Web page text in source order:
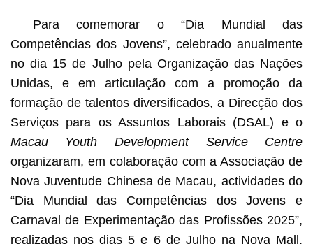
Participantes manifestaram que através do evento
conseguiram sentir o interesse nas técnicas e esperam
que possam aprender ainda mais conhecimentos sobre
Director da DSAL, Chan Un Tong (à direita) e Chefe do
Departamento de Formação Profissional, Cheung Wai (à
esquerda) sorteiam 10 premiados
Para comemorar o “Dia Mundial das
Competências dos Jovens”, celebrado anualmente
no dia 15 de Julho pela Organização das Nações
Unidas, e em articulação com a promoção da
formação de talentos diversificados, a Direcção dos
Serviços para os Assuntos Laborais (DSAL) e o
Macau Youth Development Service Centre
organizaram, em colaboração com a Associação de
Nova Juventude Chinesa de Macau, actividades do
“Dia Mundial das Competências dos Jovens e
Carnaval de Experimentação das Profissões 2025”,
realizadas nos dias 5 e 6 de Julho na Nova Mall.